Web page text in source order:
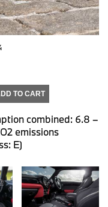
TO CART
combined: 6.8 –
emissions
E)